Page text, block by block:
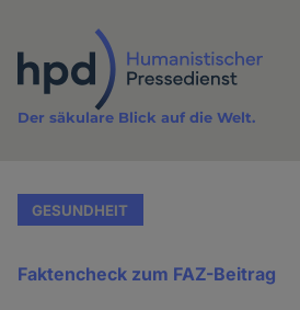
Inhalt
Der säkulare Blick auf die Welt.
GESUNDHEIT
Faktencheck zum FAZ-Beitrag